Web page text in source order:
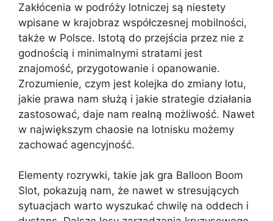
Zakłócenia w podróży lotniczej są niestety
wpisane w krajobraz współczesnej mobilności,
także w Polsce. Istotą do przejścia przez nie z
godnością i minimalnymi stratami jest
znajomość, przygotowanie i opanowanie.
Zrozumienie, czym jest kolejka do zmiany lotu,
jakie prawa nam służą i jakie strategie działania
zastosować, daje nam realną możliwość. Nawet
w największym chaosie na lotnisku możemy
zachować agencyjność.
Elementy rozrywki, takie jak gra Balloon Boom
Slot, pokazują nam, że nawet w stresujących
sytuacjach warto wyszukać chwilę na oddech i